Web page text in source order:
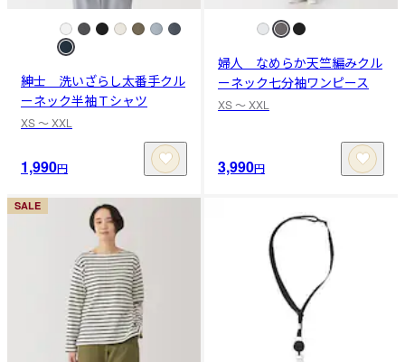
紳士 洗いざらし太番手クル
ーネック半袖Ｔシャツ
XS 〜 XXL
1,990円
婦人 なめらか天竺編みクル
ーネック七分袖ワンピース
XS 〜 XXL
3,990円
SALE